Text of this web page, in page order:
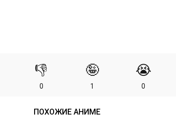
👎
0
🤪
1
😭
0
ПОХОЖИЕ АНИМЕ